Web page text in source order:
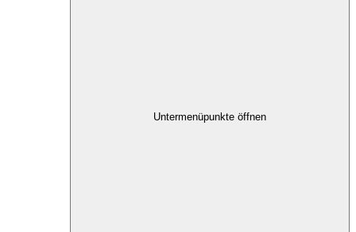
Untermenüpunkte öffnen